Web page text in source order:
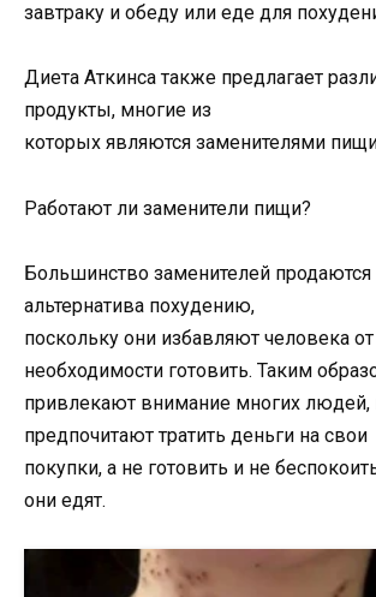
завтраку и обеду или еде для
Диета Аткинса также предлагает
продукты, многие из
которых являются заменителями
Работают ли заменители пищи?
Большинство заменителей продаются
альтернатива похудению,
поскольку они избавляют человека от
необходимости готовить. Таким
привлекают внимание многих людей,
предпочитают тратить деньги на свои
покупки, а не готовить и не
они едят.